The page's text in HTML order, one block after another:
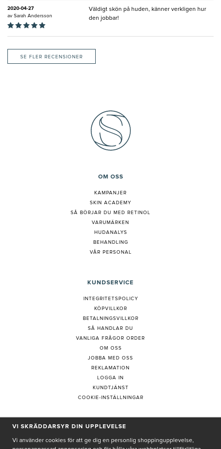
2020-04-27
av Sarah Andersson
Väldigt skön på huden, känner verkligen hur
den jobbar!
SE FLER RECENSIONER
OM OSS
KAMPANJER
SKIN ACADEMY
SÅ BÖRJAR DU MED RETINOL
VARUMÄRKEN
HUDANALYS
BEHANDLING
VÅR PERSONAL
KUNDSERVICE
INTEGRITETSPOLICY
KÖPVILLKOR
BETALNINGSVILLKOR
SÅ HANDLAR DU
VANLIGA FRÅGOR ORDER
OM OSS
JOBBA MED OSS
REKLAMATION
LOGGA IN
KUNDTJÄNST
COOKIE-INSTÄLLNINGAR
PRENUMERERA PÅ NYHETSBREV
VI SKRÄDDARSYR DIN UPPLEVELSE
Vi använder cookies för att ge dig en personlig shoppingupplevelse,